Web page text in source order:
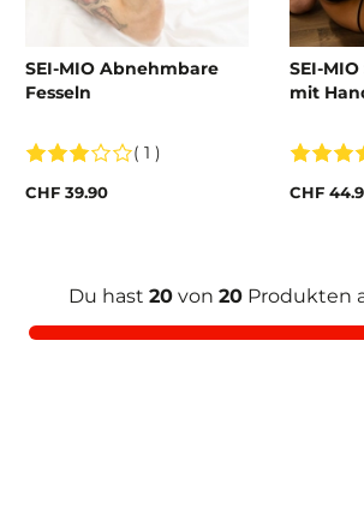
SEI-MIO Abnehmbare
Fesseln
( 1 )
CHF 39.90
SEI-
mit
CHF
Du hast 20 von 20 Produkten